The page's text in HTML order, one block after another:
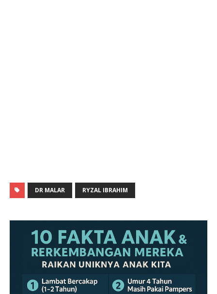
DR MALAR RYZAL IBRAHIM